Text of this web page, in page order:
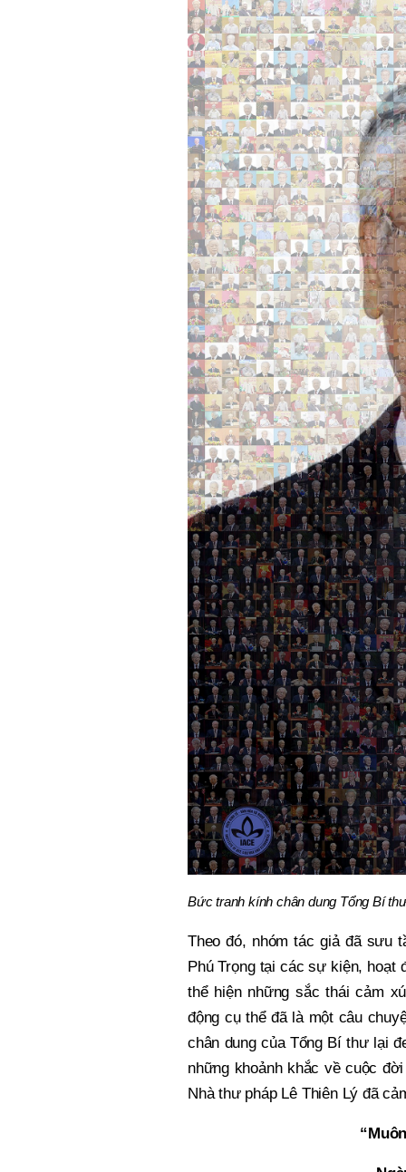
Bức tranh kính chân dung Tổng Bí
Theo đó, nhóm tác giả đã sưu
Phú Trọng tại các sự kiện, hoạt
thể hiện những sắc thái cảm
động cụ thể đã là một câu
chân dung của Tổng Bí thư lại
những khoảnh khắc về cuộc
Nhà thư pháp Lê Thiên Lý đã